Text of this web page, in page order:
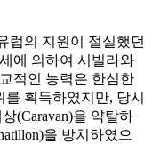
럽의 지원이 절실했던
에 의하여 시빌라와
적인 능력은 한심한
획득하였지만, 당시
(Caravan)을 약탈하
을 방치하였으